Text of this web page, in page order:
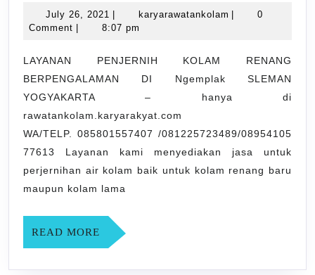
KOLAM
BERPENGALAMAN
DI
Ngemplak
SLEMAN
YOGYAKARTA
July 26, 2021 July
26,
karyarawatankolam
0
Comment
8:07 pm
LAYANAN PENJERNIH KOLAM RENANG
BERPENGALAMAN DI Ngemplak SLEMAN
YOGYAKARTA – hanya di
rawatankolam.karyarakyat.com
WA/TELP. 085801557407 /081225723489/08954105
77613 Layanan kami menyediakan jasa untuk
perjernihan air kolam baik untuk kolam renang baru
maupun kolam lama
READ MORE READ
MORE